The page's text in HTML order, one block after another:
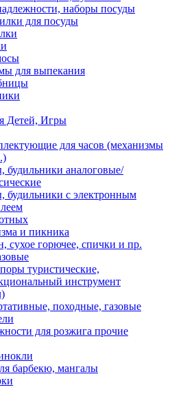
наборы посуды
для посуды
для выпекания
Детей, Игры
для часов (механизмы
будильники аналоговые/
будильники с электронным
и пикника
сухое горючее, спички и пр.
туристические,
инструмент
походные, газовые
для розжига прочие
барбекю, мангалы